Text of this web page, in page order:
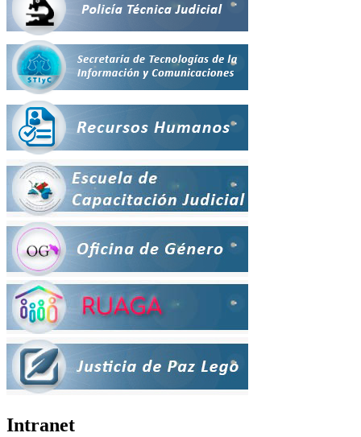
Intranet